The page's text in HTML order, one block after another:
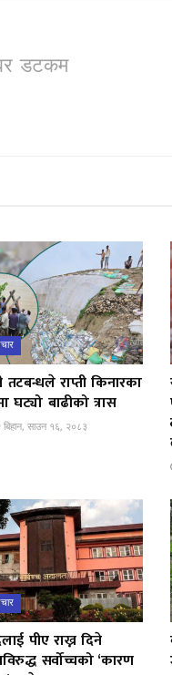
डटकम
तटबन्धले राप्ती किनारका
घट्यो बाढीको त्रास
साउन १६, २०८३
पीए राख्न दिने
सर्वोच्चको ‘कारण